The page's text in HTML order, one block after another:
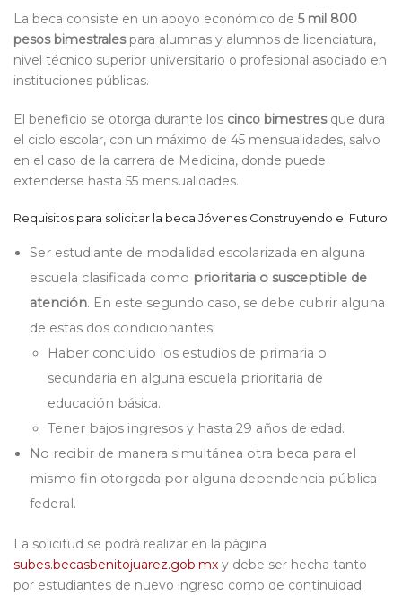
La beca consiste en un apoyo económico de 5 mil 800
pesos bimestralespara alumnas y alumnos de licenciatura,
nivel técnico superior universitario o profesional asociado en
instituciones públicas.
El beneficio se otorga durante los cinco bimestresque dura
el ciclo escolar, con un máximo de 45 mensualidades, salvo
en el caso de la carrera de Medicina, donde puede
extenderse hasta 55 mensualidades.
Requisitos para solicitar la beca Jóvenes Construyendo el Futuro
Ser estudiante de modalidad escolarizada en alguna
escuela clasificada como prioritaria o susceptible de
atención. En este segundo caso, se debe cubrir alguna
de estas dos condicionantes:
H aber concluido los estudios de primaria o
secundaria en alguna escuela prioritaria de
educación básica.
Tener bajos ingresos y hasta 29 años de edad.
No recibir de manera simultánea otra beca para el
mismo fin otorgada por alguna dependencia pública
federal.
La solicitud se podrá realizar en la página
subes.becasbenitojuarez.gob.mx y debe ser hecha tanto
por estudiantes de nuevo ingreso como de continuidad.